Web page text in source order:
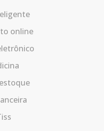
online